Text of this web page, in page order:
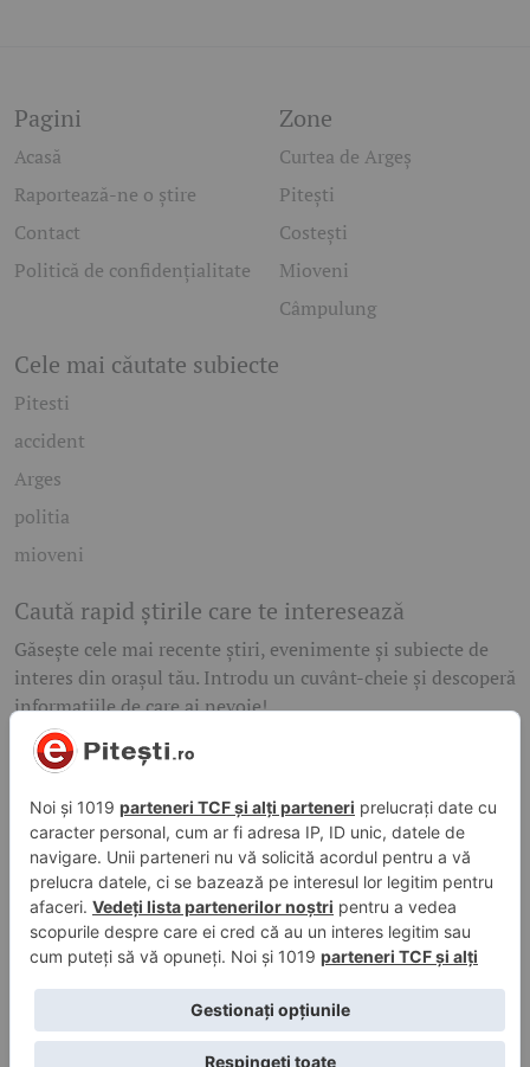
Pagini
Acasă
Raportează-ne o știre
Contact
Politică de confidențialitate
Zone
Curtea de Argeș
Pitești
Costești
Mioveni
Câmpulung
Cele mai căutate subiecte
Pitesti
accident
Arges
politia
mioveni
Caută rapid știrile care te interesează
Găsește cele mai recente știri, evenimente și subiecte de
interes din orașul tău. Introdu un cuvânt-cheie și descoperă
informațiile de care ai nevoie!
Caută
© 2026 ePitesti.ro | Toate drepturile rezervate. | Site
administrat deWebFixer.ro